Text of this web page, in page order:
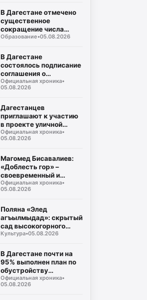
Премия-2026»
В Дагестане отмечено
существенное
сокращение числа
случаев некорректного
Образование•05.08.2026
В Дагестане
состоялось подписание
соглашения о
совместном контроле
за предстоящими
Официальная хроника•
05.08.2026
Дагестанцев
приглашают к участию
в проекте уличной
культуры и спорта
«КАРДО»
Официальная хроника•
05.08.2026
Магомед Бисавалиев:
«Доблесть гор» –
своевременный и
долгожданный ответ на
злободневные вопросы
Официальная хроника•
05.08.2026
Поляна «Элед
агъылмыдад»: скрытый
сад высокогорного
Дагестана
Культура•05.08.2026
В Дагестане почти на
95% выполнен план по
обустройству
площадок для сбора
ТКО
Официальная хроника•
05.08.2026